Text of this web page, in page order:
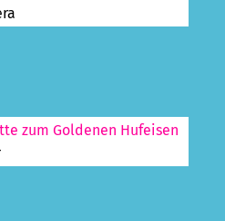
zum Goldenen Hufeisen